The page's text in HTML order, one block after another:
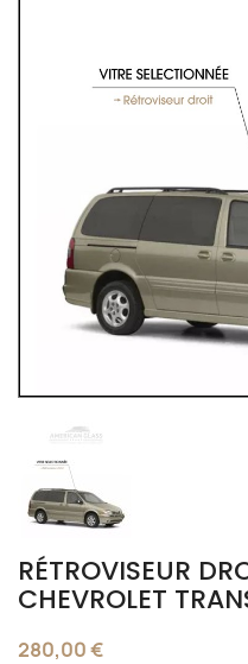
RÉTROVISEUR
CHEVROLET
280,00 €